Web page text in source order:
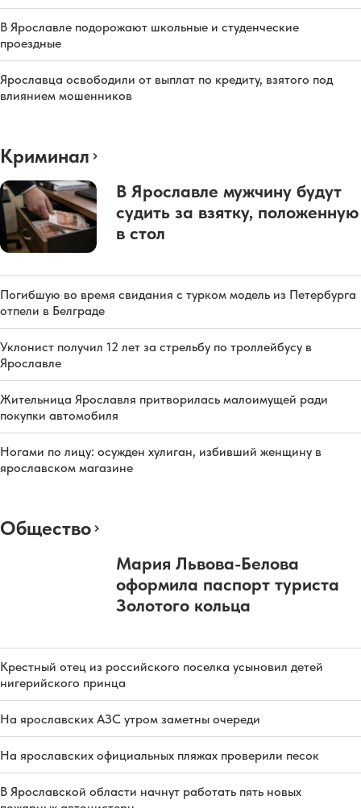
В Ярославле подорожают школьные и студенческие
проездные
Ярославца освободили от выплат по кредиту, взятого под
влиянием мошенников
Криминал
В Ярославле мужчину будут
судить за взятку, положенную
в стол
Погибшую во время свидания с турком модель из Петербурга
отпели в Белграде
Уклонист получил 12 лет за стрельбу по троллейбусу в
Ярославле
Жительница Ярославля притворилась малоимущей ради
покупки автомобиля
Ногами по лицу: осужден хулиган, избивший женщину в
ярославском магазине
Общество
Мария Львова-Белова
оформила паспорт туриста
Золотого кольца
Крестный отец из российского поселка усыновил детей
нигерийского принца
На ярославских АЗС утром заметны очереди
На ярославских официальных пляжах проверили песок
В Ярославской области начнут работать пять новых